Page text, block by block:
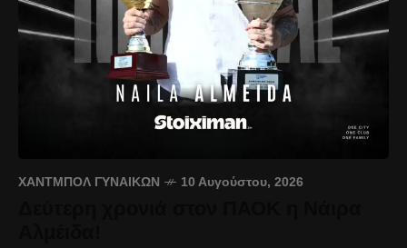
ΧΆΝΤΜΠΟΛ ΓΥΝΑΙΚΏΝ 10 Αυγούστου, 2026